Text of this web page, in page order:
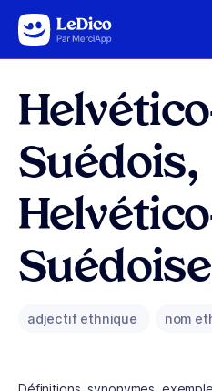
Aller au contenu
Suédois,
Suédoise
adjectif ethnique nom